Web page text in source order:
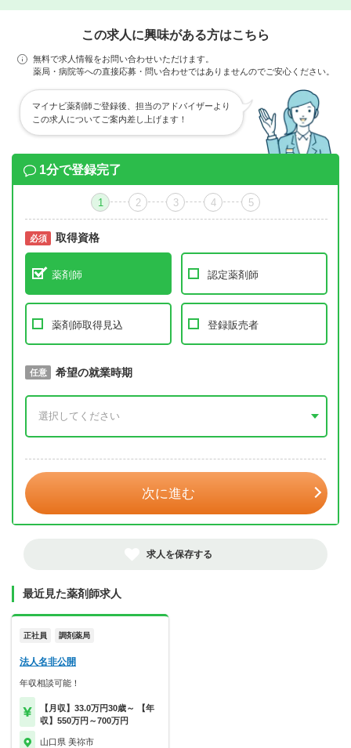
この求人に興味がある方はこちら
無料で求人情報をお問い合わせいただけます。
薬局・病院等への直接応募・問い合わせではありませんのでご安心ください。
マイナビ薬剤師ご登録後、担当のアドバイザーより
この求人についてご案内差し上げます！
1分で登録完了
1 2 3 4 5
必須 取得資格
薬剤師 認定薬剤師
薬剤師取得見込 登録販売者
必須 取得予定年
任意 希望の就業時期
次に進む
求人を保存する
最近見た薬剤師求人
正社員 調剤薬局
法人名非公開
年収相談可能！
【月収】33.0万円30歳～ 【年
収】550万円～700万円
山口県 美祢市